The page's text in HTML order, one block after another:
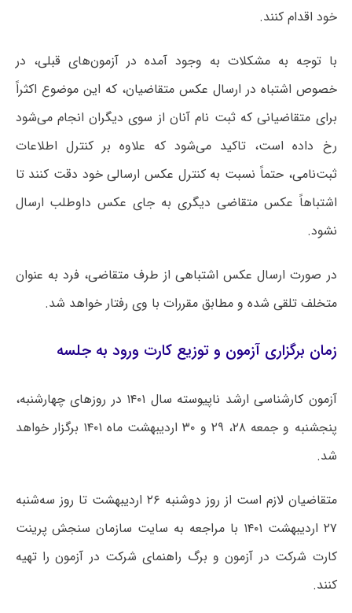
خود اقدام کنند.
با توجه به مشکلات به وجود آمده در آزمون‌های قبلی، در
خصوص اشتباه در ارسال عکس متقاضیان، که این موضوع اکثراً
برای متقاضیانی که ثبت نام آنان از سوی دیگران انجام می‌شود
رخ داده است، تاکید می‌شود که علاوه بر کنترل اطلاعات
ثبت‌نامی، حتماً نسبت به کنترل عکس ارسالی خود دقت کنند تا
اشتباهاً عکس متقاضی دیگری به جای عکس داوطلب ارسال
نشود.
در صورت ارسال عکس اشتباهی از طرف متقاضی، فرد به عنوان
متخلف تلقی شده و مطابق مقررات با وی رفتار خواهد شد.
زمان برگزاری آزمون و توزیع کارت ورود به جلسه
آزمون کارشناسی ارشد ناپیوسته سال ۱۴۰۱ در روزهای چهارشنبه،
پنجشنبه و جمعه ۲۸، ۲۹ و ۳۰ اردیبهشت ماه
۱۴۰۱
برگزار خواهد
شد.
متقاضیان لازم است از روز دوشنبه ۲۶ اردیبهشت تا روز سه‌شنبه
۲۷ اردیبهشت
با مراجعه به سایت سازمان سنجش پرینت
کارت شرکت در آزمون و برگ راهنمای شرکت در آزمون را تهیه
کنند.